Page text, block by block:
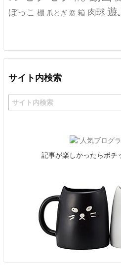
ぼっこ 棚 爪とぎ 窓 箱 肉球 遊
サイト内検索
記事が楽しかったらポチ